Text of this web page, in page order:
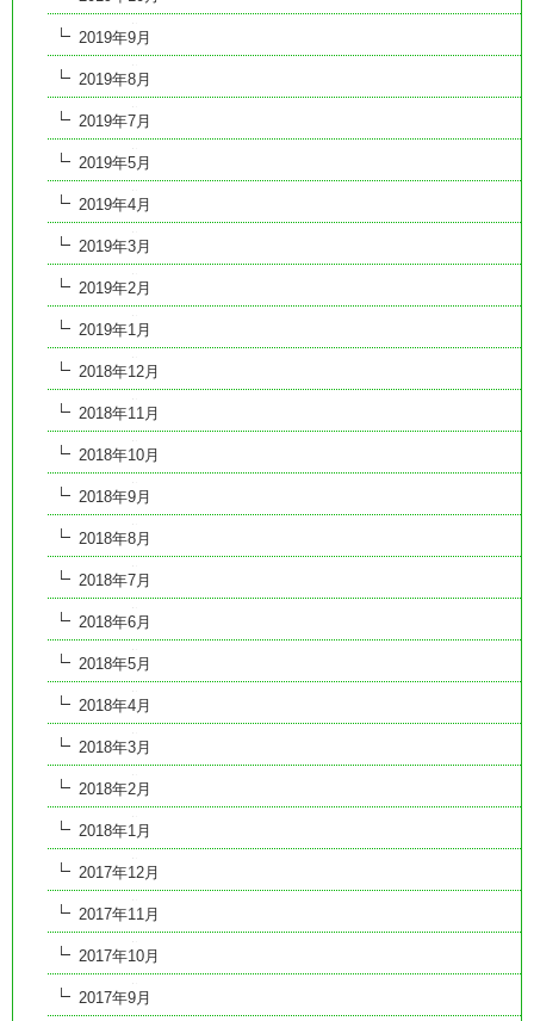
2019年9月
2019年8月
2019年7月
2019年5月
2019年4月
2019年3月
2019年2月
2019年1月
2018年12月
2018年11月
2018年10月
2018年9月
2018年8月
2018年7月
2018年6月
2018年5月
2018年4月
2018年3月
2018年2月
2018年1月
2017年12月
2017年11月
2017年10月
2017年9月